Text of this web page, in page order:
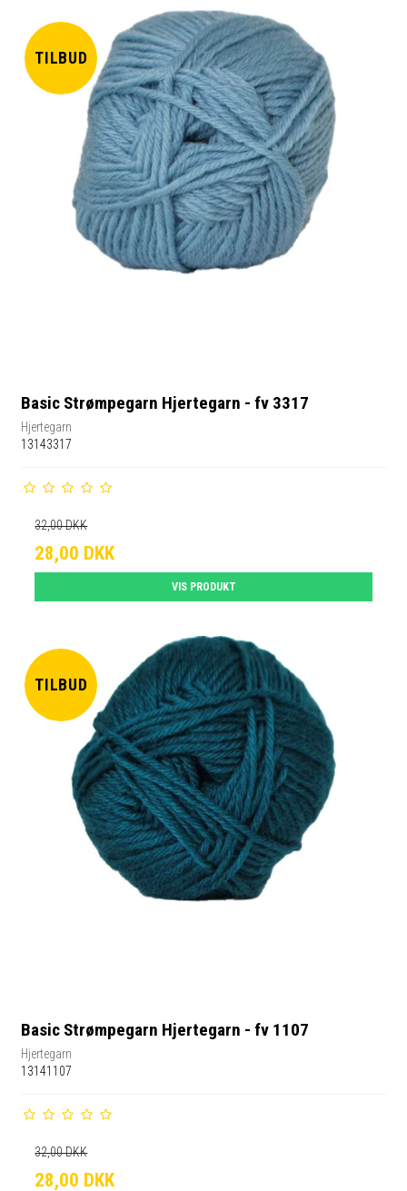
TILBUD
Basic Strømpegarn Hjertegarn - fv 3317
Hjertegarn
13143317
32,00 DKK
28,00 DKK
VIS PRODUKT
TILBUD
Basic Strømpegarn Hjertegarn - fv 1107
Hjertegarn
13141107
32,00 DKK
28,00 DKK